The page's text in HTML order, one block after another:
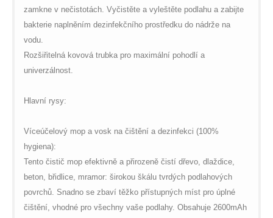
zamkne v nečistotách. Vyčistěte a vyleštěte podlahu a zabijte
bakterie naplněním dezinfekčního prostředku do nádrže na
vodu.
Rozšiřitelná kovová trubka pro maximální pohodlí a
univerzálnost.
Hlavní rysy:
Víceúčelový mop a vosk na čištění a dezinfekci (100%
hygiena):
Tento čistič mop efektivně a přirozeně čistí dřevo, dlaždice,
beton, břidlice, mramor: širokou škálu tvrdých podlahových
povrchů. Snadno se zbaví těžko přístupných míst pro úplné
čištění, vhodné pro všechny vaše podlahy. Obsahuje 2600mAh